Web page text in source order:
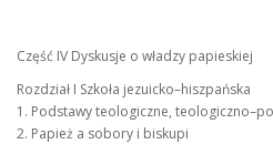
Część IV Dyskusje o władzy papieskiej
Rozdział I Szkoła jezuicko–hiszpańska
1. Podstawy teologiczne,
2. Papież a sobory i biskupi